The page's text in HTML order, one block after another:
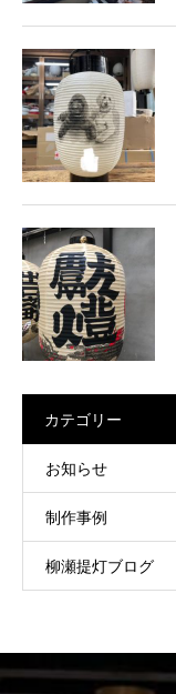
カテゴリー
お知らせ
制作事例
柳瀬提灯ブログ